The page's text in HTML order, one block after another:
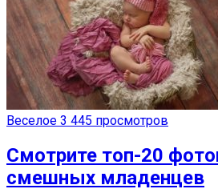
Веселое 3 445 просмотров
Смотрите топ-20
смешных младенцев